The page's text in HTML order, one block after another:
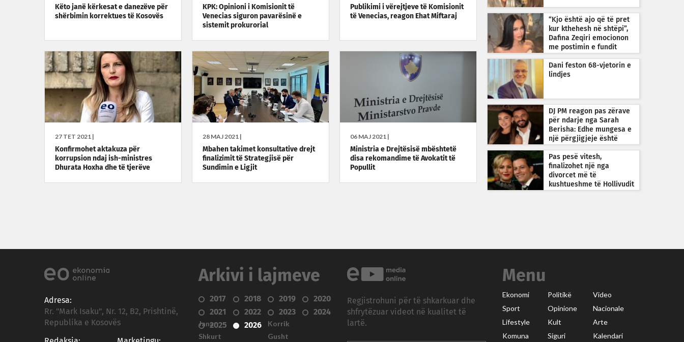
Këto janë kërkesat e danezëve për
shërbimin korrektues të Kosovës
KPK: Opinioni i Komisionit të
Venecias siguron pavarësinë e
sistemit prokurorial
Publikimi i vërejtjeve të Komisionit
të Venecias, reagon Ehat Miftaraj
27 TET 2021 |
Konfirmohet aktakuza për
korrupsion ndaj ish-ministres
Dhurata Hoxha dhe të tjerëve
28 MAJ 2021 |
Mbahen takimet konsultative drejt
finalizimit të Strategjisë për
Sundimin e Ligjit
06 MAJ 2021 |
Ministria e Drejtësisë mbështetë
disa rekomandime të Avokatit të
Popullit
“Kjo është ajo që të pret
kur kthehesh në shtëpi”,
Dafina Zeqiri emocionon
me postimin e fundit
Dani feston 68-vjetorin e
lindjes
DJ PM reagon pas zërave
për ndarje nga Sarah
Berisha: Edhe mungesa e
një përgjigjeje është
Pas pesë vitesh,
finalizohet një nga
divorcet më të
kushtueshme të Hollivudit
Adresa:
Rr. "Mark Isaku", Nr. 12, B2, Prishtinë,
Republika e Kosovës
Arkivi i lajmeve
2017 2018 2019
2020
2021
2022 2023
2024
2025
2026
Janar
Shkurt
Korrik
Gusht
Regjistrohuni për të shkarkuar dhe
shfrytëzuar videot në kualitet të
lartë.
Menu
Ekonomi Politikë
Video
Sport
Opinione
Nacionale
Lifestyle
Kult
Arte
Komuna
Siguri Kalendari